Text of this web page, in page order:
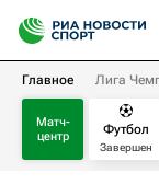
Главное Лига
Матч-
центр
Футбол
Завершен